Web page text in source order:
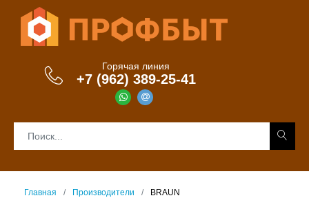
Горячая линия
+7 (962) 389-25-41
Главная Производители BRAUN